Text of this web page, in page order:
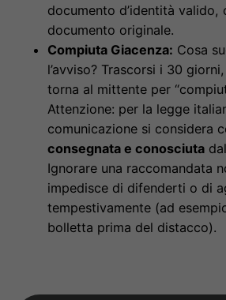
documento d’identità valido,
documento originale.
Compiuta Giacenza: Cosa
l’avviso? Trascorsi i 30
torna al mittente per
Attenzione: per la legge
comunicazione si considera
consegnata e conosciuta
Ignorare una raccomandata
impedisce di difenderti o di
tempestivamente (ad
bolletta prima del distacco).